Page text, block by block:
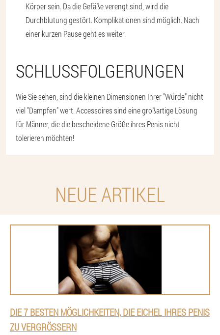
Körper sein. Da die Gefäße verengt sind, wird die
Durchblutung gestört. Komplikationen sind möglich. Nach
einer kurzen Pause geht es weiter.
SCHLUSSFOLGERUNGEN
Wie Sie sehen, sind die kleinen Dimensionen Ihrer "Würde" nicht
viel "Dampfen" wert. Accessoires sind eine großartige Lösung
für Männer, die die bescheidene Größe ihres Penis nicht
tolerieren möchten!
NEUE ARTIKEL
DIE 7 BESTEN MÖGLICHKEITEN, DIE EICHEL IHRES PENIS
ZU VERGRÖSSERN